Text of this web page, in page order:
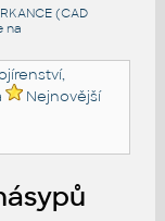
(CAD
na
Nejnovější